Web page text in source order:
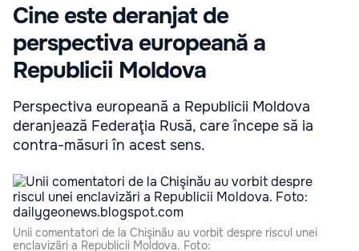
Cine este deranjat de
perspectiva europeană a
Republicii Moldova
Perspectiva europeană a Republicii Moldova
deranjează Federaţia Rusă, care începe să ia
contra-măsuri în acest sens.
Unii comentatori de la Chişinău au vorbit despre riscul unei
enclavizări a Republicii Moldova. Foto: